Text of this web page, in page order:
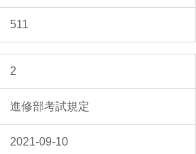
511
2
進修部考試規定
2021-09-10